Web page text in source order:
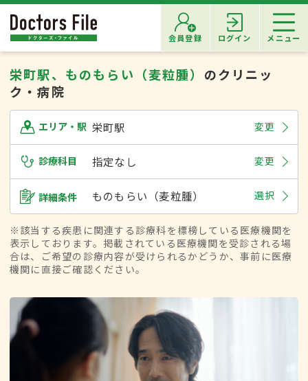
会員登録 ログイン メニュー
栄町駅、ものもらい（麦粒腫） のクリニッ
ク・病院
エリア・駅 栄町駅 変更
診療科目 指定なし 変更
詳細条件 ものもらい（麦粒腫） 選択
※該当する疾患に関連する診療科を標榜している医療機関を
表示しております。掲載されている医療機関を受診される場
合は、ご希望の診療内容が受けられるかどうか、事前に医療
機関に直接ご確認ください。